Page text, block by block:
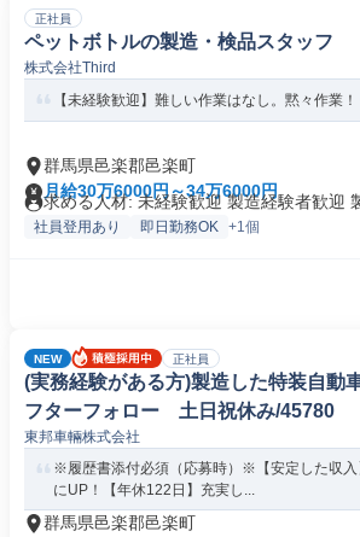
正社員
ペットボトルの製造・検品スタッフ
株式会社Third
【未経験歓迎】難しい作業はなし。黙々作業！
群馬県邑楽郡邑楽町
月給30万6000円～34万6000円
求める人材: 未経験歓迎 製造経験者歓迎
社員登用あり 即日勤務OK +1個
NEW 正社員
(実務経験がある方)製造した特装自
フターフォロー 土日祝休み/45780
東邦車輛株式会社
※履歴書添付必須（応募時）※【安定した収入
にUP！【年休122日】充実し...
群馬県邑楽郡邑楽町